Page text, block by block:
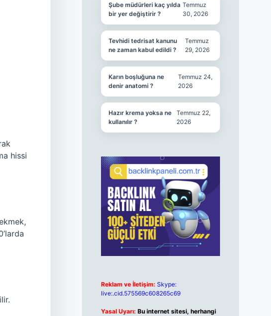
hissi
Şube müdürleri kaç yılda
bir yer değiştirir ?
Temmuz
30, 2026
Tevhidi tedrisat kanunu
ne zaman kabul edildi ?
Temmuz
29, 2026
Karın boşluğuna ne
denir anatomi ?
Temmuz 24,
2026
Hazır krema yoksa ne
kullanılır ?
Temmuz 22,
2026
Reklam ve İletişim: Skype:
live:.cid.575569c608265c69
Yasal Uyarı: Bu internet sitesi, herhangi